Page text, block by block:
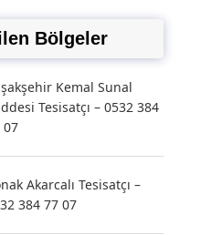
Bölgeler
Kemal Sunal
Tesisatçı – 0532 384
07
Akarcalı Tesisatçı –
384 77 07